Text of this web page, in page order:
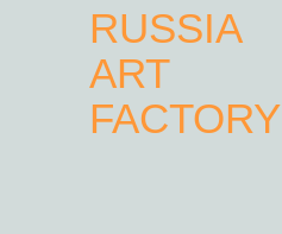
RUSSIA
ART
FACTORY